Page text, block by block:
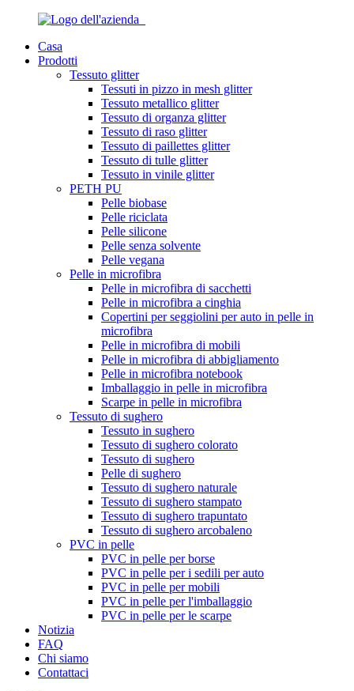
Casa
Prodotti
Tessuto glitter
Tessuti in pizzo in mesh glitter
Tessuto metallico glitter
Tessuto di organza glitter
Tessuto di raso glitter
Tessuto di paillettes glitter
Tessuto di tulle glitter
Tessuto in vinile glitter
PETH PU
Pelle biobase
Pelle riciclata
Pelle silicone
Pelle senza solvente
Pelle vegana
Pelle in microfibra
Pelle in microfibra di sacchetti
Pelle in microfibra a cinghia
Copertini per seggiolini per auto in pelle in
microfibra
Pelle in microfibra di mobili
Pelle in microfibra di abbigliamento
Pelle in microfibra notebook
Imballaggio in pelle in microfibra
Scarpe in pelle in microfibra
Tessuto di sughero
Tessuto in sughero
Tessuto di sughero colorato
Tessuto di sughero
Pelle di sughero
Tessuto di sughero naturale
Tessuto di sughero stampato
Tessuto di sughero trapuntato
Tessuto di sughero arcobaleno
PVC in pelle
PVC in pelle per borse
PVC in pelle per i sedili per auto
PVC in pelle per mobili
PVC in pelle per l'imballaggio
PVC in pelle per le scarpe
Notizia
FAQ
Chi siamo
Contattaci